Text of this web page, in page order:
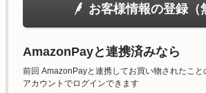
お客様情報の登録（
AmazonPayと連携済みなら
前回 AmazonPayと連携してお買い物されたこ
アカウントでログインできます